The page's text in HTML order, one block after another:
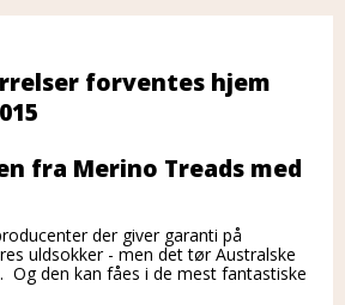
forventes hjem
fra Merino Treads med
der giver garanti på
uldsokker - men det tør Australske
Og den kan fåes i de mest fantastiske